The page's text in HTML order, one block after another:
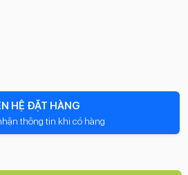
HỆ ĐẶT HÀNG
thông tin khi có hàng